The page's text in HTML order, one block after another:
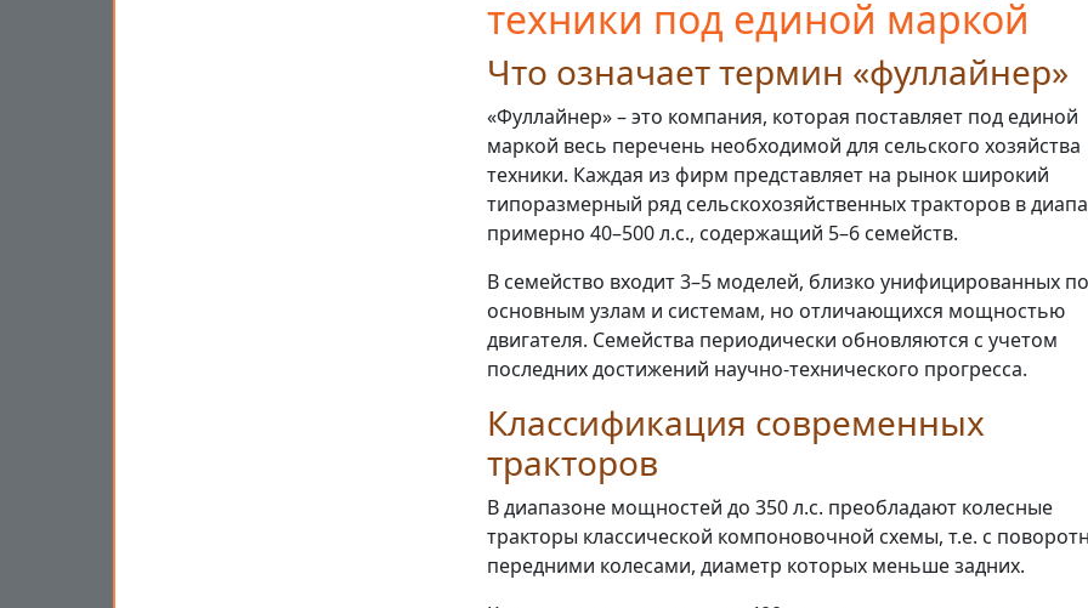
техники под единой маркой
Что означает термин «фуллайнер»
«Фуллайнер» – это компания, которая поставляет под единой
маркой весь перечень необходимой для сельского хозяйства
техники. Каждая из фирм представляет на рынок широкий
типоразмерный ряд сельскохозяйственных тракторов в
примерно 40–500 л.с., содержащий 5–6 семейств.
В семейство входит 3–5 моделей, близко унифицированных по
основным узлам и системам, но отличающихся мощностью
двигателя. Семейства периодически обновляются с учетом
последних достижений научно-технического прогресса.
Классификация современных
тракторов
В диапазоне мощностей до 350 л.с. преобладают колесные
тракторы классической компоновочной схемы, т.е. с
передними колесами, диаметр которых меньше задних.